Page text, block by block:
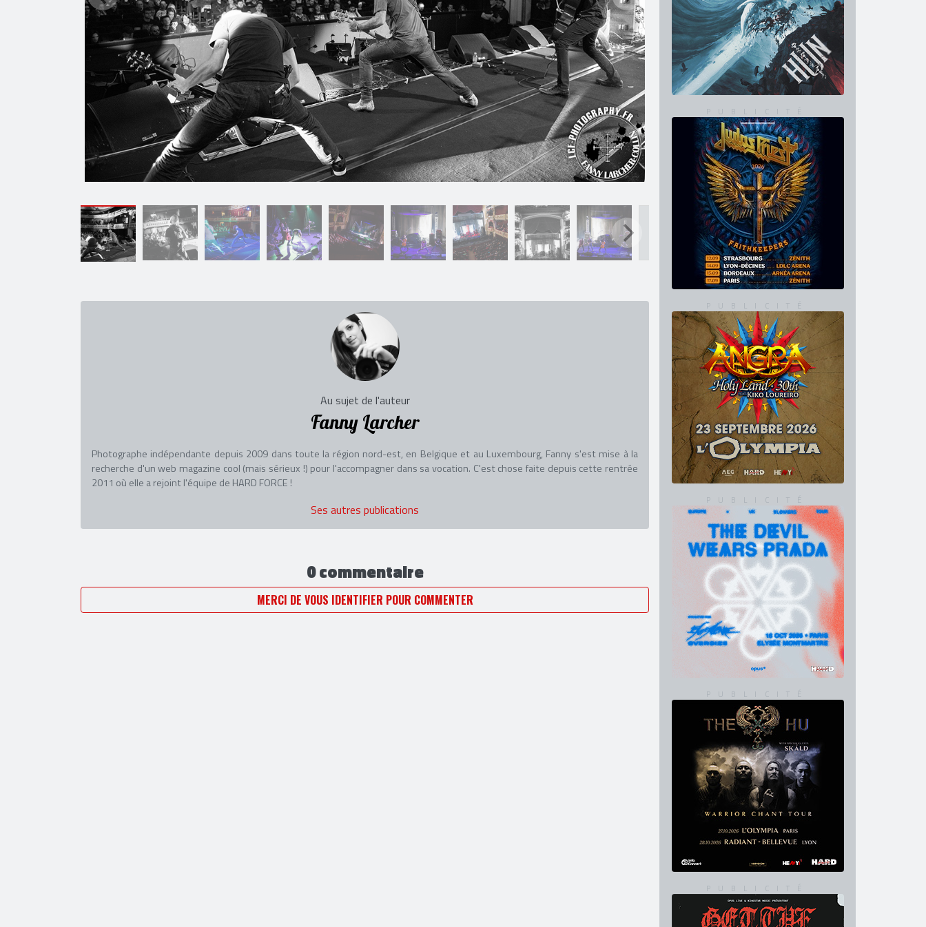
Au sujet de l'auteur
Fanny Larcher
Photographe indépendante depuis 2009 dans toute la région nord-est, en Belgique et au Luxembourg, Fanny s'est mise à la
recherche d'un web magazine cool (mais sérieux !) pour l'accompagner dans sa vocation. C'est chose faite depuis cette rentrée
2011 où elle a rejoint l'équipe de HARD FORCE !
Ses autres publications
0 commentaire
MERCI DE VOUS IDENTIFIER POUR COMMENTER